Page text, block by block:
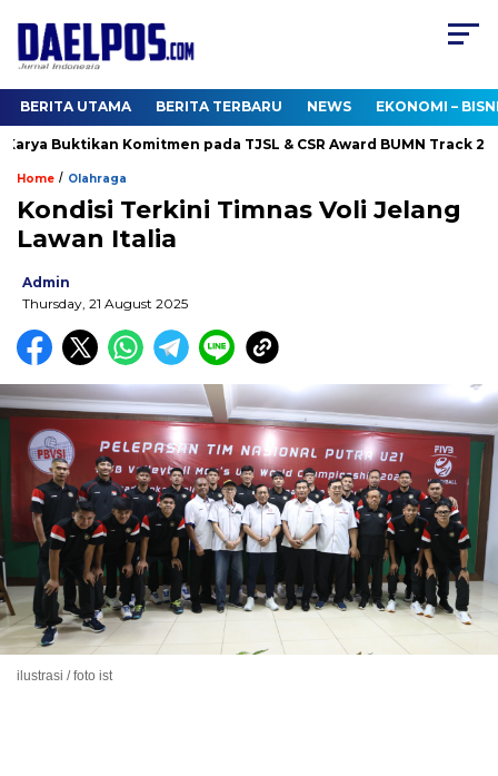
BERITA UTAMA BERITA TERBARU NEWS EKONOMI –
Buktikan Komitmen pada TJSL & CSR Award BUMN Track 2026
Home / Olahraga
Kondisi Terkini Timnas Voli Jelang
Lawan Italia
Admin
Thursday, 21 August 2025
ilustrasi / foto ist